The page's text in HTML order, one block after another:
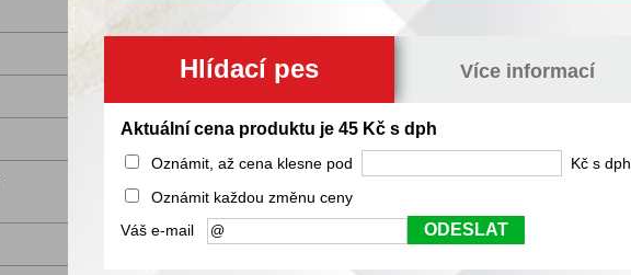
Hlídací pes Více informací
Aktuální cena produktu je 45 Kč s dph
Oznámit, až cena klesne pod
Kč s dph
Oznámit každou změnu ceny
Váš e-mail
ODESLAT